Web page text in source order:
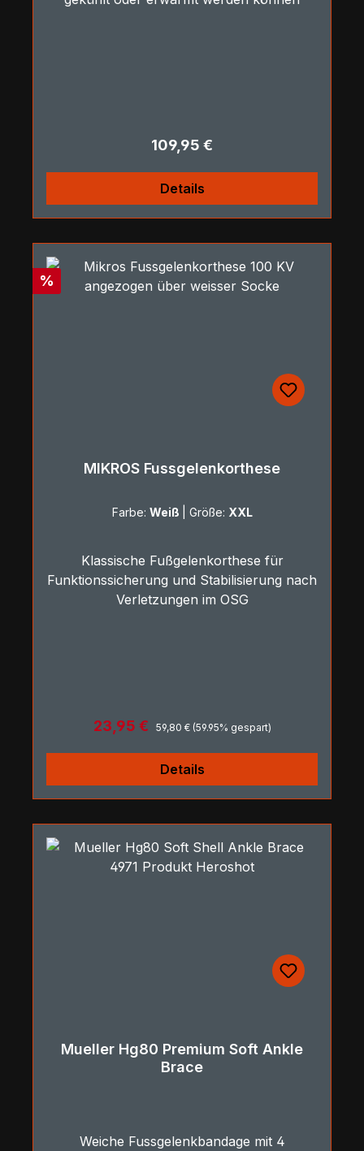
Regulärer Preis:
109,95 €
Details
Rabatt
%
MIKROS Fussgelenkorthese
Farbe: Weiß Größe: XXL
Klassische Fußgelenkorthese für
Funktionssicherung und Stabilisierung nach
Verletzungen im OSG
Verkaufspreis:
23,95 € Regulärer Preis:
59,80 € (59.95% gespart)
Details
Mueller Hg80 Premium Soft Ankle
Brace
Weiche Fussgelenkbandage mit 4